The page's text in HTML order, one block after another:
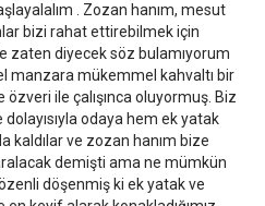
. Zozan hanım, mesut
bizi rahat ettirebilmek için
zaten diyecek söz bulamıyorum
manzara mükemmel kahvaltı bir
ile çalışınca oluyormuş. Biz
odaya hem ek yatak
kaldılar ve zozan hanım bize
demişti ama ne mümkün
döşenmiş ki ek yatak ve